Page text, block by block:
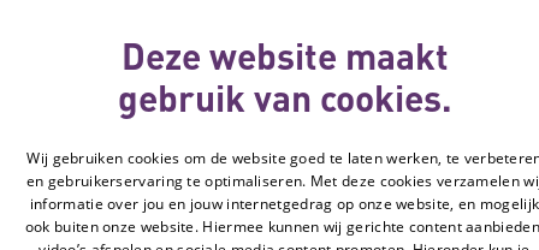
© Vilans, 2026
Deze website maakt
gebruik van cookies.
Wij gebruiken cookies om de website goed te laten werken, te
en gebruikerservaring te optimaliseren. Met deze cookies verzamelen
informatie over jou en jouw internetgedrag op onze website, en mogelijk
ook buiten onze website. Hiermee kunnen wij gerichte content